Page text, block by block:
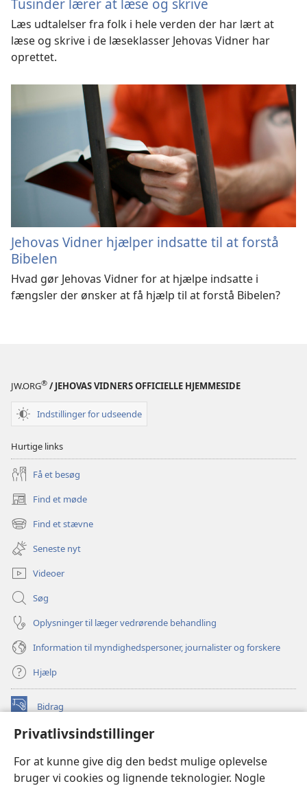
Privatlivsindstillinger
For at kunne give dig den bedst mulige oplevelse
bruger vi cookies og lignende teknologier. Nogle
Læs udtalelser fra folk i hele verden der har lært at
læse og skrive i de læseklasser Jehovas Vidner har
oprettet.
Jehovas Vidner hjælper indsatte til at forstå
Bibelen
Hvad gør Jehovas Vidner for at hjælpe indsatte i
fængsler der ønsker at få hjælp til at forstå Bibelen?
JW.ORG® / JEHOVAS VIDNERS OFFICIELLE HJEMMESIDE
Indstillinger for udseende
Hurtige links
Få et besøg
Find et møde
(åbner
nyt
vindue)
Find et stævne
(åbner
nyt
vindue)
Seneste nyt
Videoer
Søg
Oplysninger til læger vedrørende behandling
Information til myndighedspersoner, journalister og forskere
Hjælp
Bidrag
(åbner
vindue)Watchtower ONLINE LIBRARY™
nyt
vindue)JW Hub
(åbner